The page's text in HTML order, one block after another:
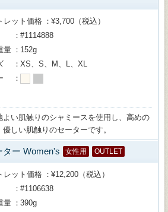
レット価格
¥3,700（税込）
#1114888
量
152g
XS、S、M、L、XL
い肌触りのシャミースを使用し、高めの
しい肌触りのセーターです。
ター Women's 女性用 OUTLET
レット価格
¥12,200（税込）
#1106638
量
390g